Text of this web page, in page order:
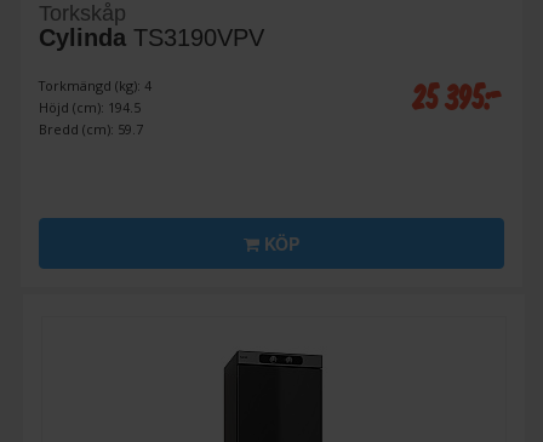
Torkskåp
Cylinda TS3190VPV
Torkmängd (kg): 4
Höjd (cm): 194.5
Bredd (cm): 59.7
25 395:-
KÖP